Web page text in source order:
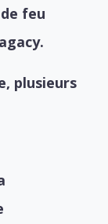
feu
plusieurs